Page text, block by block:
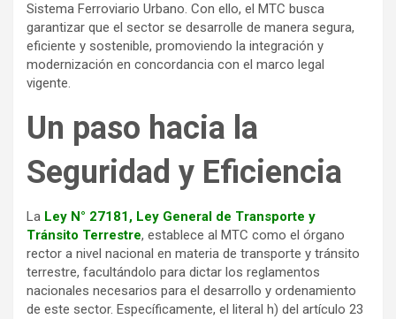
Sistema Ferroviario Urbano. Con ello, el MTC busca
garantizar que el sector se desarrolle de manera segura,
eficiente y sostenible, promoviendo la integración y
modernización en concordancia con el marco legal
vigente.
Un paso hacia la
Seguridad y Eficiencia
La Ley N° 27181, Ley General de Transporte y
Tránsito Terrestre, establece al MTC como el órgano
rector a nivel nacional en materia de transporte y tránsito
terrestre, facultándolo para dictar los reglamentos
nacionales necesarios para el desarrollo y ordenamiento
de este sector. Específicamente, el literal h) del artículo 23